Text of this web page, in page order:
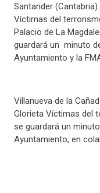
Santander
Víctimas del
Palacio de La
guardará un minuto
Ayuntamiento y la
Villanueva de la
Glorieta Víctimas del
se guardará un
Ayuntamiento, en